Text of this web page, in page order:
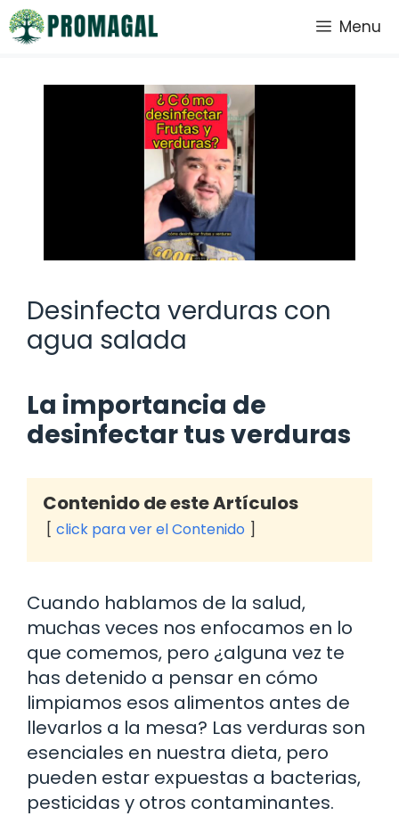
Saltar
al
Menu
Desinfecta verduras con
agua salada
La importancia de
desinfectar tus verduras
Contenido de este Artículos
click para ver el Contenido
Cuando hablamos de la salud,
muchas veces nos enfocamos en lo
que comemos, pero ¿alguna vez te
has detenido a pensar en cómo
limpiamos esos alimentos antes de
llevarlos a la mesa? Las verduras son
esenciales en nuestra dieta, pero
pueden estar expuestas a bacterias,
pesticidas y otros contaminantes.